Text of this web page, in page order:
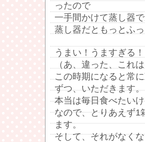
ったので
一手間かけて蒸し器
蒸し器だともっとふっ
うまい！うますぎる！
（あ、違った、これ
この時期になると常
ずつ、いただきます。
本当は毎日食べたい
なので、とりあえず1
ます。
そして、それがなく